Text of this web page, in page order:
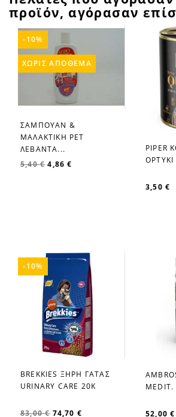
προϊόν, αγόρασαν
favorite_border
ΣΑΜΠΟΥΑΝ &
ΜΑΛΑΚΤΙΚΗ PET
ΛΕΒΑΝΤΑ...
5,40 € 4,86 €
-10%
ΧΩΡΊΣ ΑΠΌΘΕΜΑ
PIPER
ΟΡΤΥΚΙ
3,50 €
favorite_border
BREKKIES ΞΗΡΗ ΓΑΤΑΣ
URINARY CARE 20K
83,00 € 74,70 €
-10%
MEDIT.
52,00 €